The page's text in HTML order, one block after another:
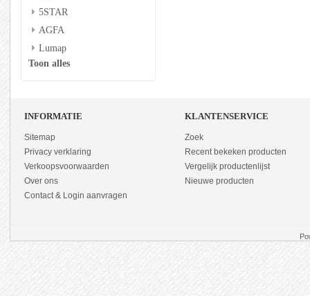
5STAR
AGFA
Lumap
Toon alles
INFORMATIE
Sitemap
Privacy verklaring
Verkoopsvoorwaarden
Over ons
Contact & Login aanvragen
KLANTENSERVICE
Zoek
Recent bekeken producten
Vergelijk productenlijst
Nieuwe producten